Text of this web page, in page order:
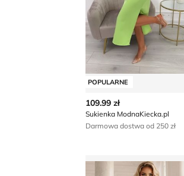
POPULARNE
109.99 zł
Sukienka ModnaKiecka.pl
Darmowa dostwa od 250 zł
Sukienka na jesień